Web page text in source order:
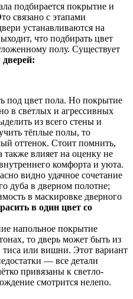
подбирается покрытие и
связано с этапами
устанавливаются на
что подбирать цвет
полу. Существует
под цвет пола. Но покрытие
в светлых и агрессивных
из всего стены и
тёплые полы, то
оттенок. Стоит помнить,
также влияет на оценку не
комфорта и уюта.
видно удачное сочетание
дуба в дверном полотне;
в маскировке дверного
в один цвет со
напольное покрытие
то дверь может быть из
тиса или вишни. Этот вариант
— все детали
привязаны к светло-
смотрится нелепо.